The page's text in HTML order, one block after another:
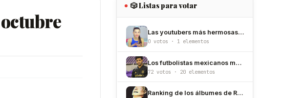
octubre
🎲 Listas para votar
Las youtubers más hermosas de Estados Unidos
0 votos · 1 elementos
Los futbolistas mexicanos más guapos
72 votos · 20 elementos
Ranking de los álbumes de Radiohead